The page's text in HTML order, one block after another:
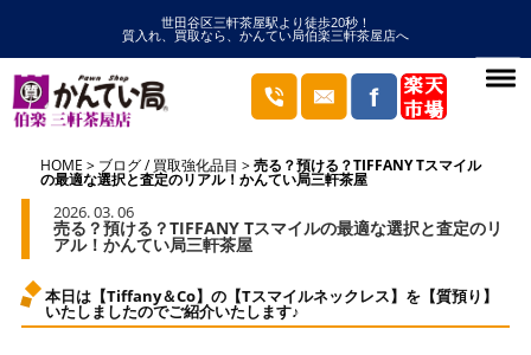
世田谷区三軒茶屋駅より徒歩20秒！
質入れ、買取なら、かんてい局伯楽三軒茶屋店へ
HOME ブログ/買取強化品目 売る？預ける？TIFFANY Tスマイル
の最適な選択と査定のリアル！かんてい局三軒茶屋
2026. 03. 06
売る？預ける？TIFFANY Tスマイルの最適な選択と査定のリ
アル！かんてい局三軒茶屋
本日は【Tiffany＆Co】の【Tスマイルネックレス】を【質預り】
いたしましたのでご紹介いたします♪